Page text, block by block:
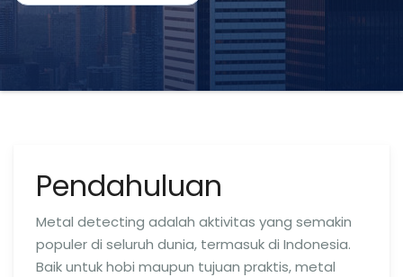
Pendahuluan
Metal detecting adalah aktivitas yang semakin
populer di seluruh dunia, termasuk di Indonesia.
Baik untuk hobi maupun tujuan praktis, metal